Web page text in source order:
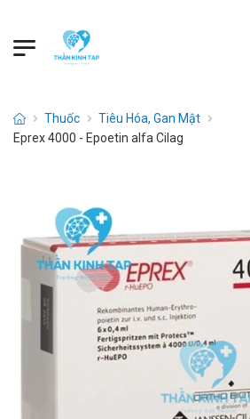
Thuốc
Tiêu Hóa, Gan Mật
Eprex 4000 - Epoetin alfa Cilag